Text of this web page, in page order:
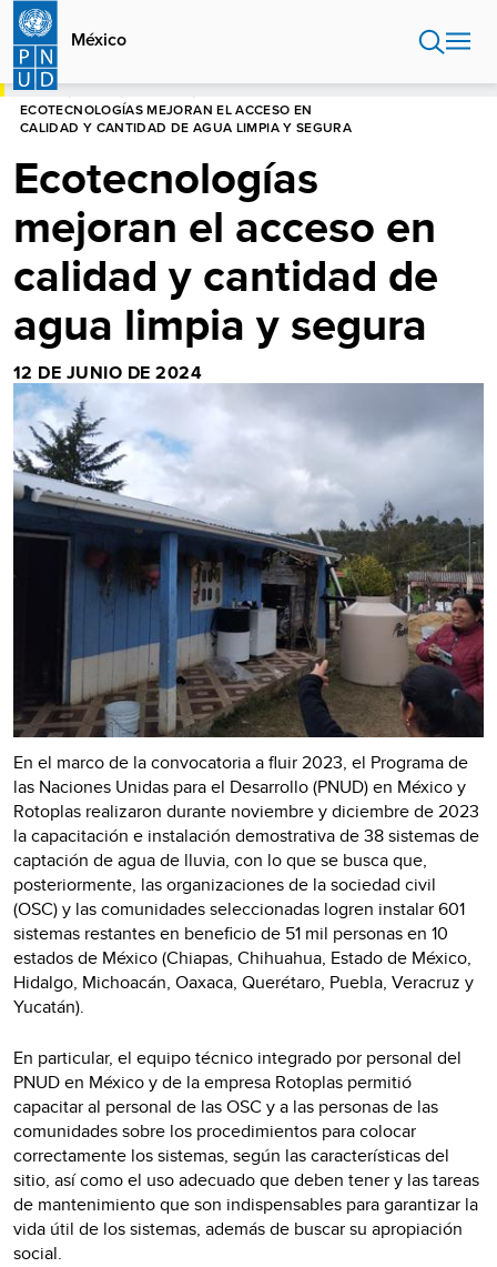
Pasar
contenido
principal
México
HOME
ECOTECNOLOGÍAS MEJORAN EL ACCESO EN
CALIDAD Y CANTIDAD DE AGUA LIMPIA Y SEGURA
Ecotecnologías
mejoran el acceso en
calidad y cantidad de
agua limpia y segura
12 DE JUNIO DE 2024
En el marco de la convocatoria a fluir 2023, el Programa de
las Naciones Unidas para el Desarrollo (PNUD) en México y
Rotoplas realizaron durante noviembre y diciembre de 2023
la capacitación e instalación demostrativa de 38 sistemas de
captación de agua de lluvia, con lo que se busca que,
posteriormente, las organizaciones de la sociedad civil
(OSC) y las comunidades seleccionadas logren instalar 601
sistemas restantes en beneficio de 51 mil personas en 10
estados de México (Chiapas, Chihuahua, Estado de México,
Hidalgo, Michoacán, Oaxaca, Querétaro, Puebla, Veracruz y
Yucatán).
En particular, el equipo técnico integrado por personal del
PNUD en México y de la empresa Rotoplas permitió
capacitar al personal de las OSC y a las personas de las
comunidades sobre los procedimientos para colocar
correctamente los sistemas, según las características del
sitio, así como el uso adecuado que deben tener y las tareas
de mantenimiento que son indispensables para garantizar la
vida útil de los sistemas, además de buscar su apropiación
social.